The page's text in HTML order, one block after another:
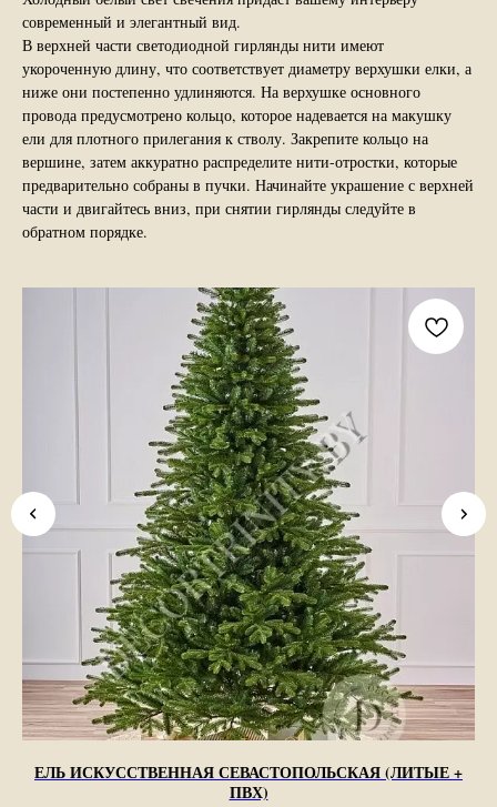
современный и элегантный вид.
В верхней части светодиодной гирлянды нити имеют
укороченную длину, что соответствует диаметру верхушки елки, а
ниже они постепенно удлиняются. На верхушке основного
провода предусмотрено кольцо, которое надевается на макушку
ели для плотного прилегания к стволу. Закрепите кольцо на
вершине, затем аккуратно распределите нити-отростки, которые
предварительно собраны в пучки. Начинайте украшение с верхней
части и двигайтесь вниз, при снятии гирлянды следуйте в
обратном порядке.
ЕЛЬ ИСКУССТВЕННАЯ СЕВАСТОПОЛЬСКАЯ (ЛИТЫЕ +
ПВХ)